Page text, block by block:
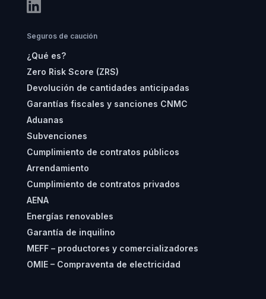
Seguros de caución
¿Qué es?
Zero Risk Score (ZRS)
Devolución de cantidades anticipadas
Garantías fiscales y sanciones CNMC
Aduanas
Subvenciones
Cumplimiento de contratos públicos
Arrendamiento
Cumplimiento de contratos privados
AENA
Energías renovables
Garantía de inquilino
MEFF – productores y comercializadores
OMIE – Compraventa de electricidad